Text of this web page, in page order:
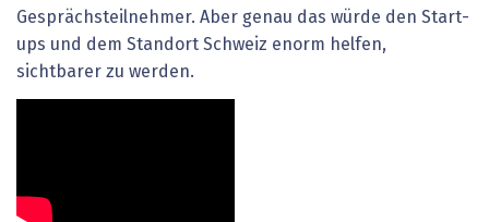
Gesprächsteilnehmer. Aber genau das würde den Start-
ups und dem Standort Schweiz enorm helfen,
sichtbarer zu werden.